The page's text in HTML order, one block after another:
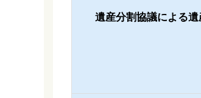
遺産分割協議による遺